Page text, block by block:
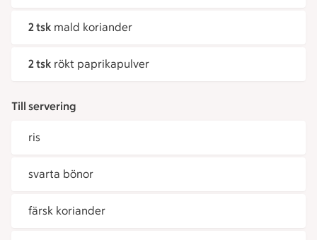
2 tsk mald koriander
2 tsk rökt paprikapulver
Till servering
ris
svarta bönor
färsk koriander